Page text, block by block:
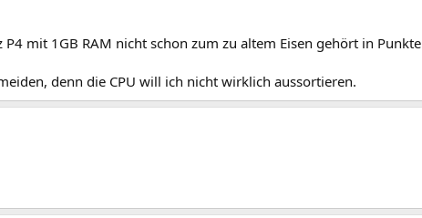
mit 1GB RAM nicht schon zum zu altem Eisen gehört in Punkte
denn die CPU will ich nicht wirklich aussortieren.